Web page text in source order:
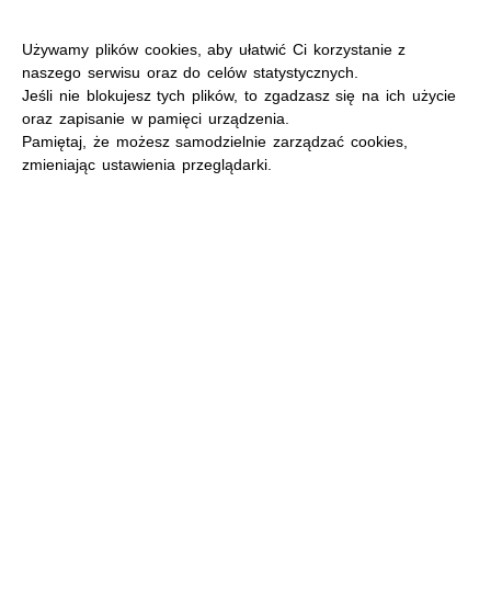
Używamy plików cookies, aby ułatwić Ci korzystanie z
naszego serwisu oraz do celów statystycznych.
Jeśli nie blokujesz tych plików, to zgadzasz się na ich użycie
oraz zapisanie w pamięci urządzenia.
Pamiętaj, że możesz samodzielnie zarządzać cookies,
zmieniając ustawienia przeglądarki.
MENU